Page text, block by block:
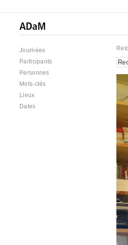
Journées
Participants
Personnes
Mots-clés
Lieux
Dates